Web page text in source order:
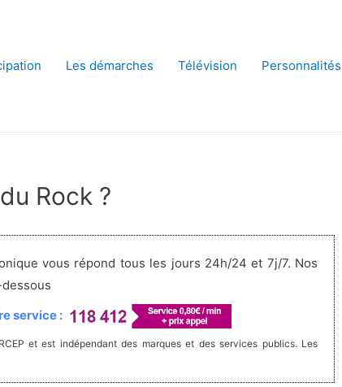
Les démarches Télévision
Rock ?
vous répond tous les jours 24h/24 et 7j/7. Nos
service :
et est indépendant des marques et des services publics. Les